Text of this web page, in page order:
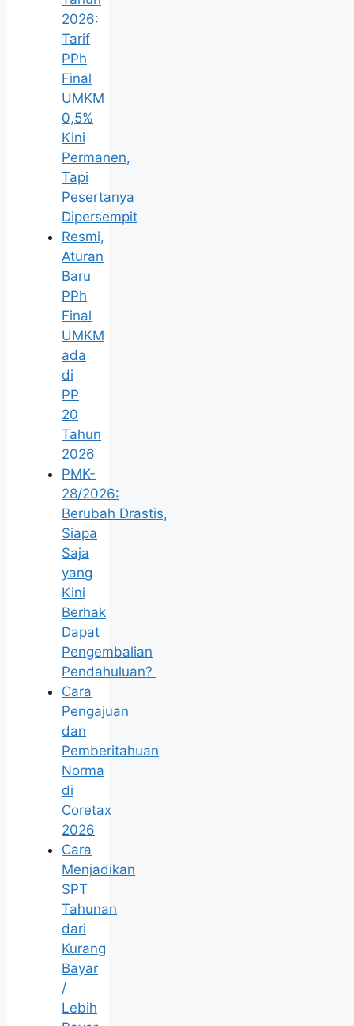
2026:
Tarif
PPh
Final
UMKM
0,5%
Kini
Permanen,
Tapi
Pesertanya
Dipersempit
Resmi,
Aturan
Baru
PPh
Final
UMKM
ada
di
PP
20
Tahun
2026
PMK-
28/2026:
Berubah Drastis,
Siapa
Saja
yang
Kini
Berhak
Dapat
Pengembalian
Pendahuluan?
Cara
Pengajuan
dan
Pemberitahuan
Norma
di
Coretax
2026
Cara
Menjadikan
SPT
Tahunan
dari
Kurang
Bayar
/
Lebih